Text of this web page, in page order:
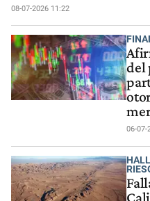
08-07-2026 11:22
del
06-07-